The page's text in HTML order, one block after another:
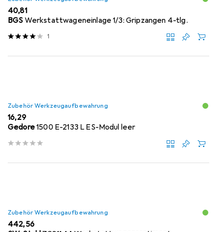
EUR
40,81
BGS Werkstattwageneinlage 1/3: Gripzangen 4-tlg.
1
Zubehör Werkzeugaufbewahrung
EUR
16,29
Gedore1500 E-2133 L ES-Modul leer
Zubehör Werkzeugaufbewahrung
EUR
442,56